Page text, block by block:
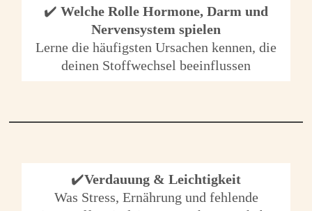
✔️ Welche Rolle Hormone, Darm und
Nervensystem spielen
Lerne die häufigsten Ursachen kennen, die
deinen Stoffwechsel beeinflussen
✔️Verdauung & Leichtigkeit
Was Stress, Ernährung und fehlende